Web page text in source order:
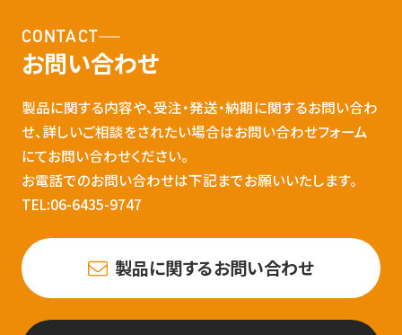
CONTACT
お問い合わせ
製品に関する内容や、受注・発送・納期に関するお問い合わ
せ、詳しいご相談をされたい場合はお問い合わせフォーム
にてお問い合わせください。
お電話でのお問い合わせは下記までお願いいたします。
TEL:06-6435-9747
製品に関するお問い合わせ